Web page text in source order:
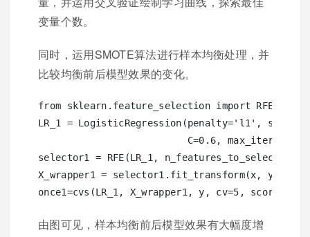
变量个数。
同时，运用SMOTE算法进行样本均衡处理，并
比较均衡前后模型效果的变化。
from sklearn.feature_selection import RFE
LR_1 = LogisticRegression(penalty='l1',
C=0.6, max_iter=1000,
selector1 = RFE(LR_1, n_features_to_select=i,
X_wrapper1 = selector1.fit_transform(x, y)
由图可见，样本均衡前后模型效果有大幅度增